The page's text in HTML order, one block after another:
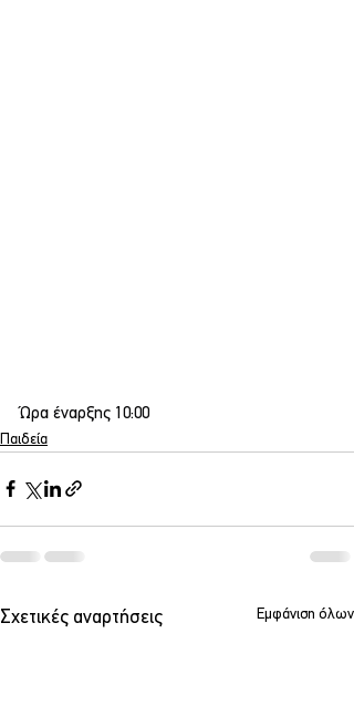
Ώρα έναρξης 10:00
Παιδεία
Σχετικές αναρτήσεις Εμφάνιση όλων